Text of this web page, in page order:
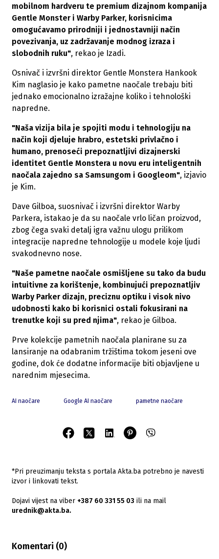
mobilnom hardveru te premium dizajnom kompanija
Gentle Monster i Warby Parker, korisnicima
omogućavamo prirodniji i jednostavniji način
povezivanja, uz zadržavanje modnog izraza i
slobodnih ruku", rekao je Izadi.
Osnivač i izvršni direktor Gentle Monstera Hankook
Kim naglasio je kako pametne naočale trebaju biti
jednako emocionalno izražajne koliko i tehnološki
napredne.
"Naša vizija bila je spojiti modu i tehnologiju na
način koji djeluje hrabro, estetski privlačno i
humano, prenoseći prepoznatljivi dizajnerski
identitet Gentle Monstera u novu eru inteligentnih
naočala zajedno sa Samsungom i Googleom", izjavio
je Kim.
Dave Gilboa, suosnivač i izvršni direktor Warby
Parkera, istakao je da su naočale vrlo ličan proizvod,
zbog čega svaki detalj igra važnu ulogu prilikom
integracije napredne tehnologije u modele koje ljudi
svakodnevno nose.
"Naše pametne naočale osmišljene su tako da budu
intuitivne za korištenje, kombinujući prepoznatljiv
Warby Parker dizajn, preciznu optiku i visok nivo
udobnosti kako bi korisnici ostali fokusirani na
trenutke koji su pred njima", rekao je Gilboa.
Prve kolekcije pametnih naočala planirane su za
lansiranje na odabranim tržištima tokom jeseni ove
godine, dok će dodatne informacije biti objavljene u
narednim mjesecima.
AI naočare Google AI naočare pametne naočare
*Pri preuzimanju teksta s portala Akta.ba potrebno je navesti
izvor i linkovati tekst.
Dojavi vijest na viber +387 60 331 55 03 ili na mail
urednik@akta.ba.
Komentari (0)